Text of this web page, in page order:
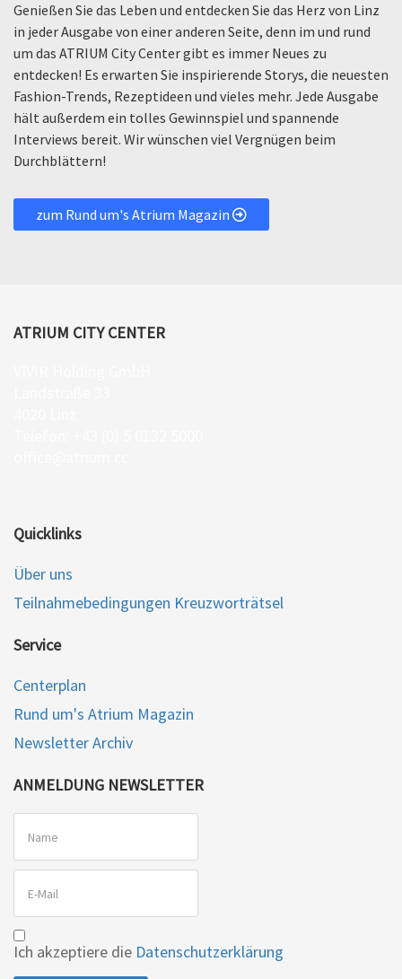
Genießen Sie das Leben und entdecken Sie das Herz von Linz
in jeder Ausgabe von einer anderen Seite, denn im und rund
um das ATRIUM City Center gibt es immer Neues zu
entdecken! Es erwarten Sie inspirierende Storys, die neuesten
Fashion-Trends, Rezeptideen und vieles mehr. Jede Ausgabe
hält außerdem ein tolles Gewinnspiel und spannende
Interviews bereit. Wir wünschen viel Vergnügen beim
Durchblättern!
zum Rund um's Atrium Magazin
ATRIUM CITY CENTER
Quicklinks
Über uns
Teilnahmebedingungen Kreuzworträtsel
Service
Centerplan
Rund um's Atrium Magazin
Newsletter Archiv
ANMELDUNG NEWSLETTER
Ich akzeptiere die Datenschutzerklärung